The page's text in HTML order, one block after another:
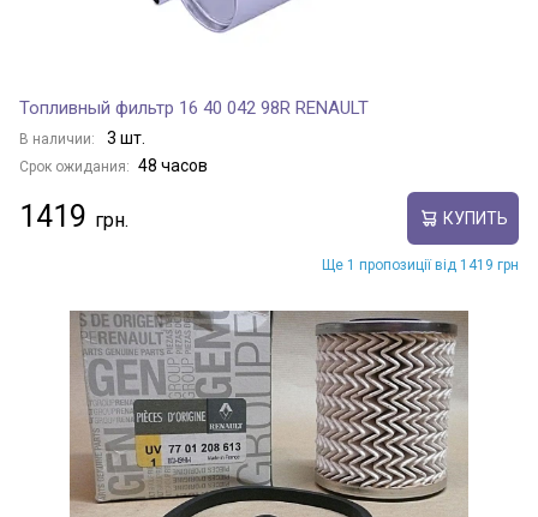
Топливный фильтр 16 40 042 98R RENAULT
В наличии: 3 шт.
Срок ожидания: 48 часов
1419 КУПИТЬ
Ще 1 пропозиції від 1419 грн